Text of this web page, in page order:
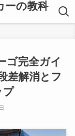
ーの教科
ゴ完全ガイ
差解消とフ
プ